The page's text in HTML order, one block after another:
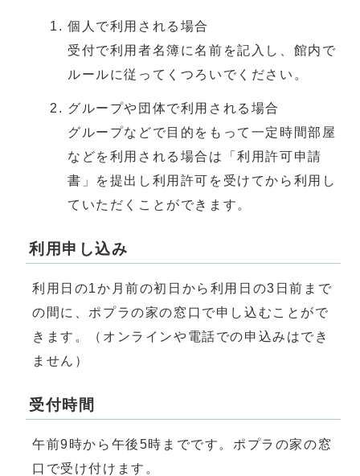
個人で利用される場合
受付で利用者名簿に名前を記入し、館内で
ルールに従ってくつろいでください。
グループや団体で利用される場合
グループなどで目的をもって一定時間部屋
などを利用される場合は「利用許可申請
書」を提出し利用許可を受けてから利用し
ていただくことができます。
利用申し込み
利用日の1か月前の初日から利用日の3日前まで
の間に、ポプラの家の窓口で申し込むことがで
きます。（オンラインや電話での申込みはでき
ません）
受付時間
午前9時から午後5時までです。ポプラの家の窓
口で受け付けます。